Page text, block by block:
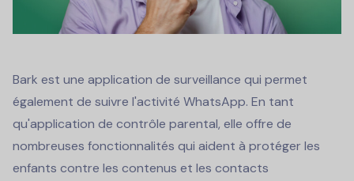
Bark est une application de surveillance qui permet
également de suivre l'activité WhatsApp. En tant
qu'application de contrôle parental, elle offre de
nombreuses fonctionnalités qui aident à protéger les
enfants contre les contenus et les contacts